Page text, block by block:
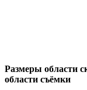
Размеры области
области съёмки